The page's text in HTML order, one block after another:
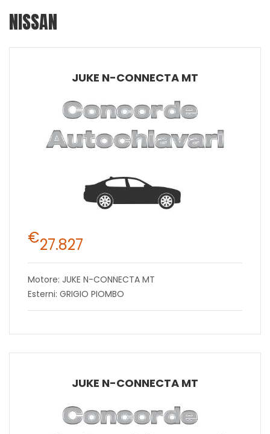
NISSAN
JUKE N-CONNECTA MT
€27.827
Motore: JUKE N-CONNECTA MT
Esterni: GRIGIO PIOMBO
JUKE N-CONNECTA MT